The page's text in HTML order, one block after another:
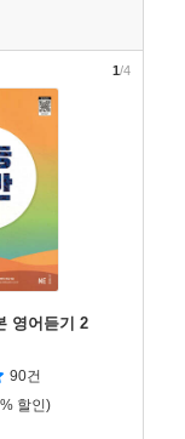
영어듣기 2
90건
할인)
1/4